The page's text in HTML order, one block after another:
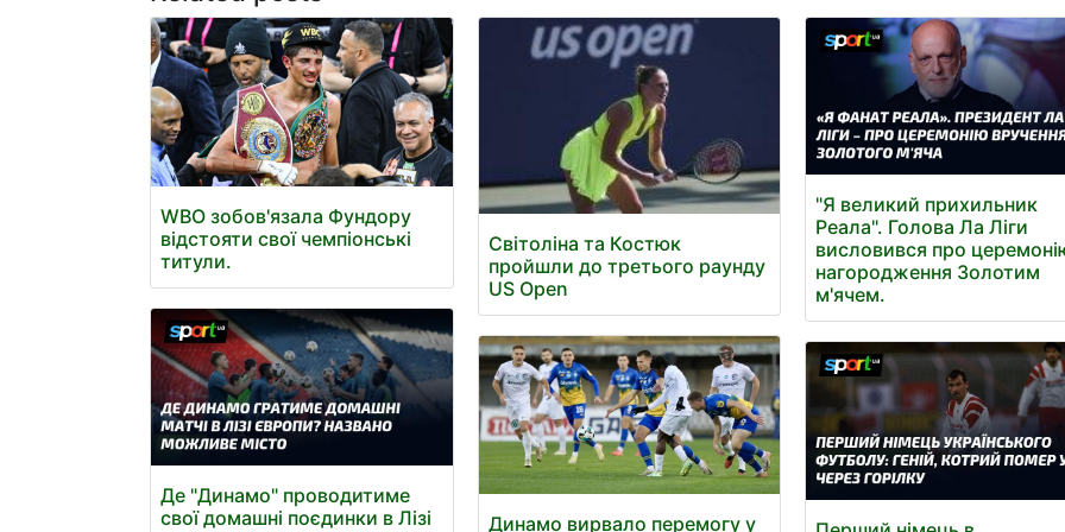
WBO зобов'язала Фундору
відстояти свої чемпіонські
титули.
Де "Динамо" проводитиме
свої домашні поєдинки в Лізі
Світоліна та Костюк
пройшли до третього раунду
US Open
Динамо вирвало перемогу у
"Я великий прихильник
Реала". Голова Ла Ліги
висловився про
нагородження Золотим
м'ячем.